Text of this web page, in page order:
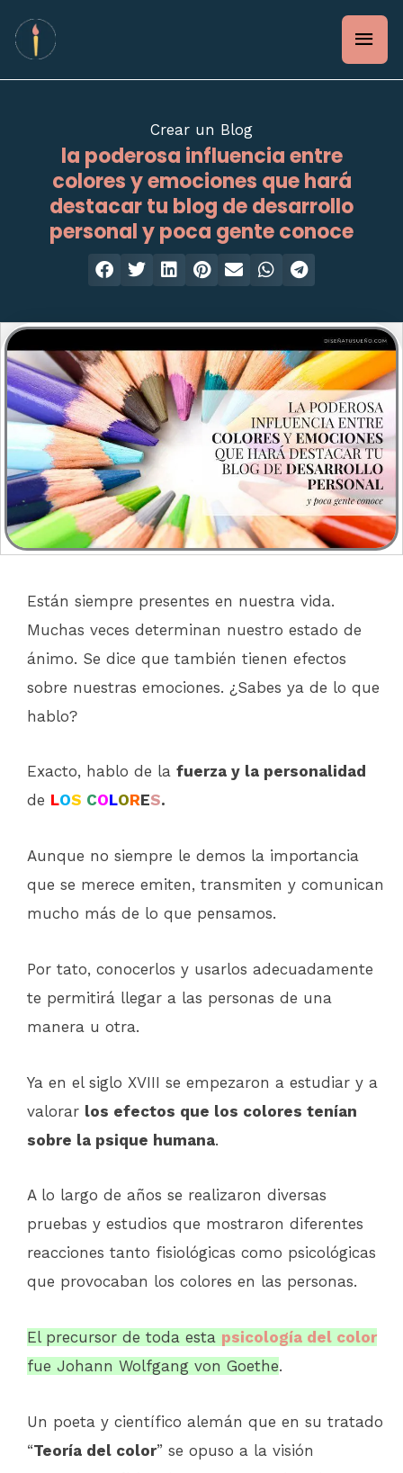
Crear un Blog
la poderosa influencia entre
colores y emociones que hará
destacar tu blog de desarrollo
personal y poca gente conoce
Están siempre presentes en nuestra vida.
Muchas veces determinan nuestro estado de
ánimo. Se dice que también tienen efectos
sobre nuestras emociones. ¿Sabes ya de lo que
hablo?
Exacto, hablo de la fuerza y la personalidad
de LOS COLORES.
Aunque no siempre le demos la importancia
que se merece emiten, transmiten y comunican
mucho más de lo que pensamos.
Por tato, conocerlos y usarlos adecuadamente
te permitirá llegar a las personas de una
manera u otra.
Ya en el siglo XVIII se empezaron a estudiar y a
valorar los efectos que los colores tenían
sobre la psique humana.
A lo largo de años se realizaron diversas
pruebas y estudios que mostraron diferentes
reacciones tanto fisiológicas como psicológicas
que provocaban los colores en las personas.
El precursor de toda esta psicología del color
fue Johann Wolfgang von Goethe.
Un poeta y científico alemán que en su tratado
“Teoría del color” se opuso a la visión